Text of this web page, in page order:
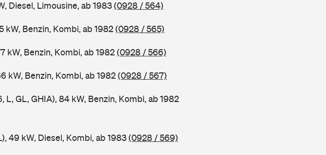
Diesel, Limousine, ab 1983(0928 / 564)
kW, Benzin, Kombi, ab 1982(0928 / 565)
kW, Benzin, Kombi, ab 1982(0928 / 566)
kW, Benzin, Kombi, ab 1982(0928 / 567)
L, GL, GHIA), 84 kW, Benzin, Kombi, ab 1982
49 kW, Diesel, Kombi, ab 1983(0928 / 569)